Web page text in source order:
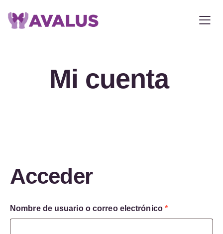
Mi cuenta
DONAR 0 Carrito
Acceder
Nombre de usuario o correo electrónico *